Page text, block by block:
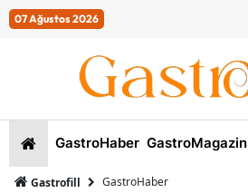
07 Ağustos 2026
GastroHaber GastroMagazin
Gastrofill GastroHaber